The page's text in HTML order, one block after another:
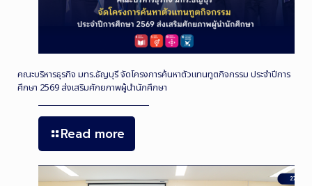
คณะบริหารธุรกิจ มทร.ธัญบุรี จัดโครงการค้นหาตัวแทนทูตกิจกรรม ประจำปีการ
ศึกษา 2569 ส่งเสริมศักยภาพผู้นำนักศึกษา
Read more